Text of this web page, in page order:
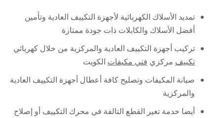
تمديد الأسلاك الكهربائية لأجهزة التكييف العادية وتأمين
أفضل الأسلاك والكابلات ذات جودة ممتازة
تركيب أجهزة التكييف العادية والمركزية من خلال كهربائي
تكييف مركزي فني مكيفات الكويت
صيانة المكيفات وتصليح كافة أعطال أجهزة التكييف العادية
والمركزية
أيضا خدمة تغير القطع التالفة في محرك التكييف أو إصلاح